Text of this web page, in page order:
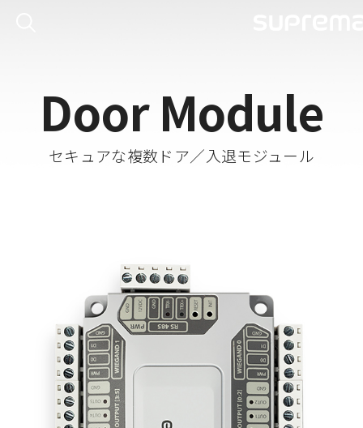
Door Module
セキュアな複数ドア／入退モジュール